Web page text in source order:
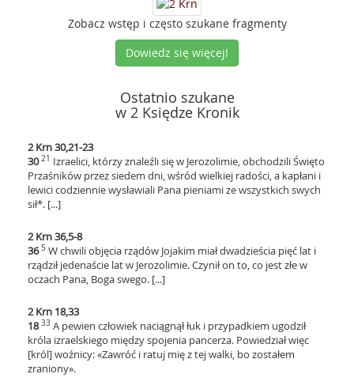
Zobacz wstęp i często szukane fragmenty
Dowiedz się więcej!
Ostatnio szukane
w 2 Księdze Kronik
2 Krn 30,21-23
3021 Izraelici, którzy znaleźli się w Jerozolimie, obchodzili Święto
Przaśników przez siedem dni, wśród wielkiej radości, a kapłani i
lewici codziennie wysławiali Pana pieniami ze wszystkich swych
sił*. [...]
2 Krn 36,5-8
36 5 W chwili objęcia rządów Jojakim miał dwadzieścia pięć lat i
rządził jedenaście lat w Jerozolimie. Czynił on to, co jest złe w
oczach Pana, Boga swego. [...]
2 Krn 18,33
18 33 A pewien człowiek naciągnął łuk i przypadkiem ugodził
króla izraelskiego między spojenia pancerza. Powiedział więc
[król] woźnicy: «Zawróć i ratuj mię z tej walki, bo zostałem
zraniony».